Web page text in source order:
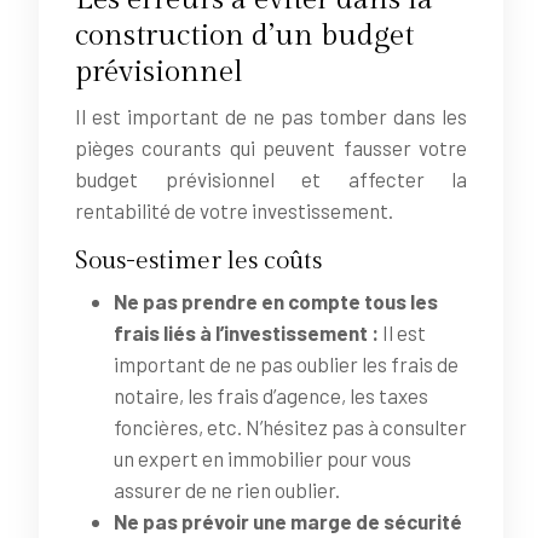
construction d’un budget
prévisionnel
Il est important de ne pas tomber dans les
pièges courants qui peuvent fausser votre
budget prévisionnel et affecter la
rentabilité de votre investissement.
Sous-estimer les coûts
Ne pas prendre en compte tous les
frais liés à l’investissement : Il est
important de ne pas oublier les frais de
notaire, les frais d’agence, les taxes
foncières, etc. N’hésitez pas à consulter
un expert en immobilier pour vous
assurer de ne rien oublier.
Ne pas prévoir une marge de sécurité